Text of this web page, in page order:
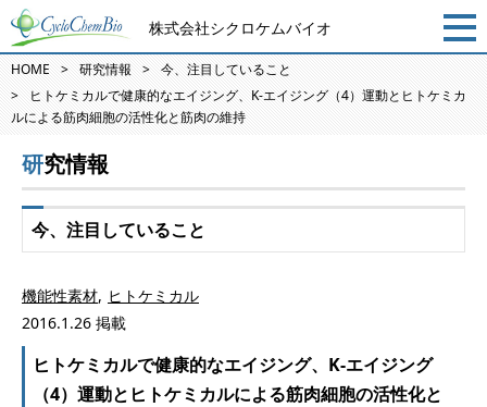
株式会社シクロケムバイオ
HOME 研究情報
今、注目していること
ヒトケミカルで健康的なエイジング、K-エイジング（4）運動とヒトケミカ
ルによる筋肉細胞の活性化と筋肉の維持
研究情報
今、注目していること
機能性素材 ヒトケミカル
2016.1.26 掲載
ヒトケミカルで健康的なエイジング、K-エイジング
（4）運動とヒトケミカルによる筋肉細胞の活性化と